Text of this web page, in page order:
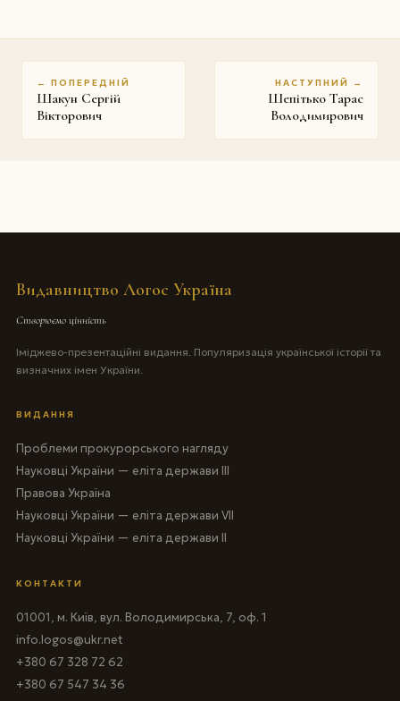
← ПОПЕРЕДНІЙ
Шакун Сергій
Вікторович
НАСТУПНИЙ →
Шепітько Тарас
Володимирович
Видавництво Логос Україна
Створюємо цінність
Іміджево-презентаційні видання. Популяризація української історії та
визначних імен України.
ВИДАННЯ
Проблеми прокурорського нагляду
Науковці України — еліта держави III
Правова Україна
Науковці України — еліта держави VII
Науковці України — еліта держави II
КОНТАКТИ
01001, м. Київ, вул. Володимирська, 7, оф. 1
info.logos@ukr.net
+380 67 328 72 62
+380 67 547 34 36